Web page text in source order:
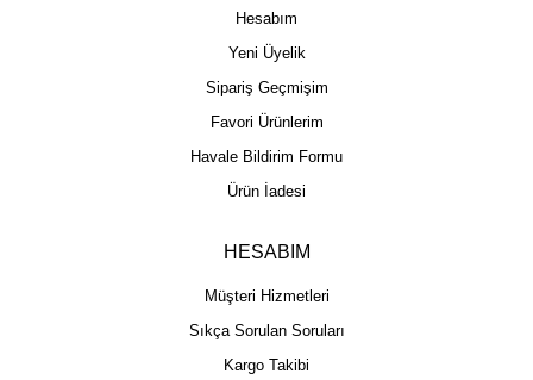
Hesabım
Yeni Üyelik
Sipariş Geçmişim
Favori Ürünlerim
Havale Bildirim Formu
Ürün İadesi
HESABIM
Müşteri Hizmetleri
Sıkça Sorulan Soruları
Kargo Takibi